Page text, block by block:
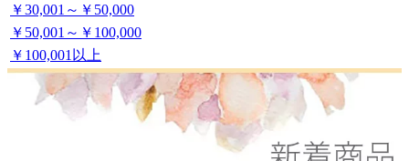
￥30,001～￥50,000
￥50,001～￥100,000
￥100,001以上